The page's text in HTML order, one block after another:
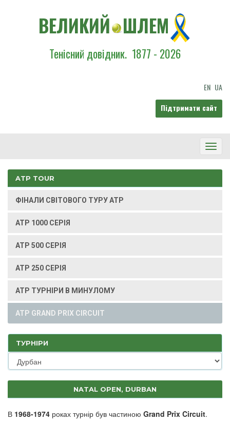
ВЕЛИКИЙ ШЛЕМ
Тенісний довідник. 1877 - 2026
EN UA
Підтримати сайт
ATP TOUR
ФІНАЛИ СВІТОВОГО ТУРУ ATP
ATP 1000 СЕРІЯ
ATP 500 СЕРІЯ
ATP 250 СЕРІЯ
ATP ТУРНІРИ В МИНУЛОМУ
ATP GRAND PRIX CIRCUIT
ТУРНІРИ
NATAL OPEN, DURBAN
В 1968-1974 роках турнір був частиною Grand Prix Circuit.